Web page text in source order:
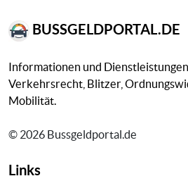
BUSSGELDPORTAL.DE
Informationen und
Verkehrsrecht, Blitzer,
Mobilität.
© 2026 Bussgeldportal.de
Links